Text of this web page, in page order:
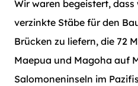
Wir waren begeistert,
verzinkte Stäbe für den
Brücken zu liefern, die 72
Maepua und Magoha auf
Salomoneninseln im